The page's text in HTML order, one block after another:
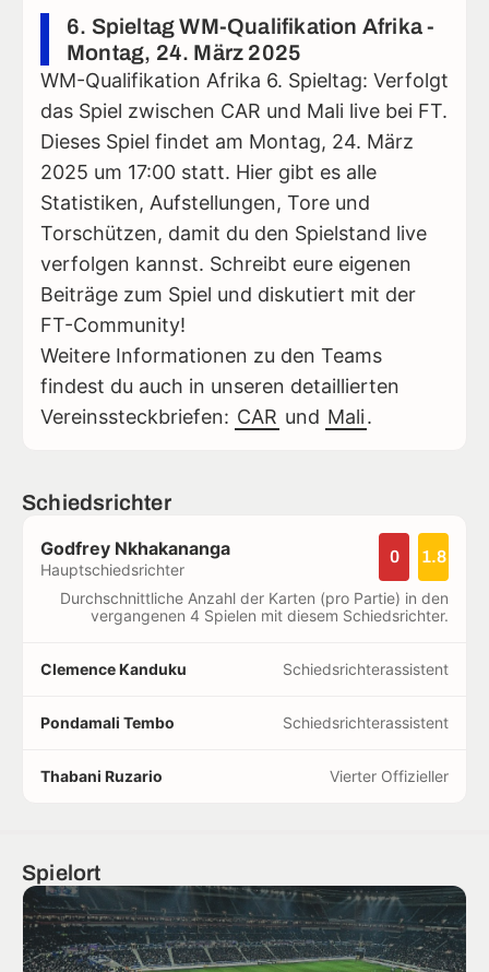
6. Spieltag WM-Qualifikation Afrika -
Montag, 24. März 2025
WM-Qualifikation Afrika 6. Spieltag: Verfolgt
das Spiel zwischen CAR und Mali live bei FT.
Dieses Spiel findet am Montag, 24. März
2025 um 17:00 statt. Hier gibt es alle
Statistiken, Aufstellungen, Tore und
Torschützen, damit du den Spielstand live
verfolgen kannst. Schreibt eure eigenen
Beiträge zum Spiel und diskutiert mit der
FT-Community!
Weitere Informationen zu den Teams
findest du auch in unseren detaillierten
Vereinssteckbriefen: CAR und Mali.
Schiedsrichter
Godfrey Nkhakananga
Hauptschiedsrichter
0 1.8
Durchschnittliche Anzahl der Karten (pro Partie) in den
vergangenen 4 Spielen mit diesem Schiedsrichter.
Clemence Kanduku Schiedsrichterassistent
Pondamali Tembo Schiedsrichterassistent
Thabani Ruzario Vierter Offizieller
Spielort